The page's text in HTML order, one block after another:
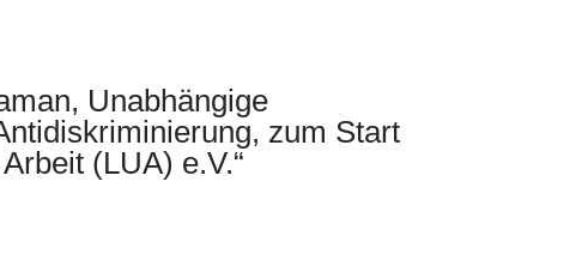
Unabhängige
zum Start
(LUA) e.V.“